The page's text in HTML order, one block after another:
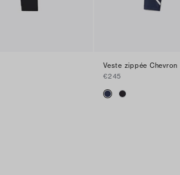
Veste zippée Chevron
€245